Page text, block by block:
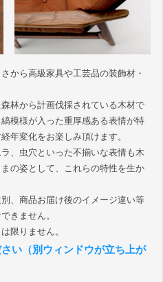
から高級家具や工芸品の装飾材・
林から計画伐採されている木材で
模様が入った重厚感ある表情が特
年変化をお楽しみ頂けます。
、虫穴といった不揃いな表情も木
の姿として、これらの特性を生か
、商品お届け後のイメージ違い等
きません。
限りません。
い（別ウィンドウが立ち上が